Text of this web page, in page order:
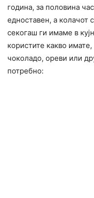
година, за половина
едноставен, а колачот
секогаш ги имаме в
користите какво
чоколадо, ореви или
потребно: